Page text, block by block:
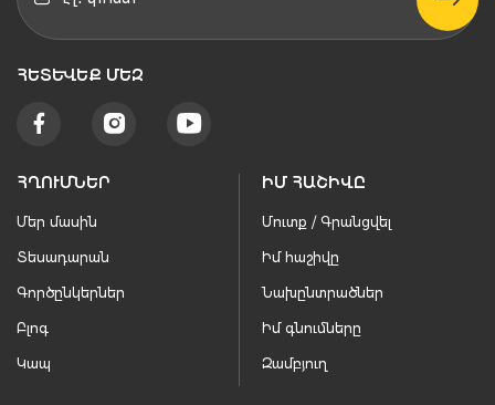
ՀԵՏԵՒԵՔ ՄԵԶ
ՀՂՈՒՄՆԵՐ
Մեր մասին
Տեսադարան
Գործընկերներ
Բլոգ
Կապ
ԻՄ ՀԱՇԻՎԸ
Մուտք / Գրանցվել
Իմ հաշիվը
Նախընտրածներ
Իմ գնումները
Զամբյուղ